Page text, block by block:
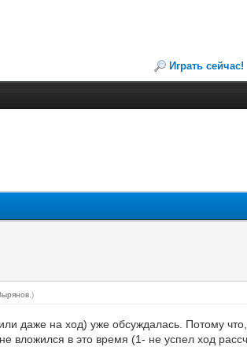
Играть сейчас!
.)
даже на ход) уже обсуждалась. Потому что,
в это время (1- не успел ход